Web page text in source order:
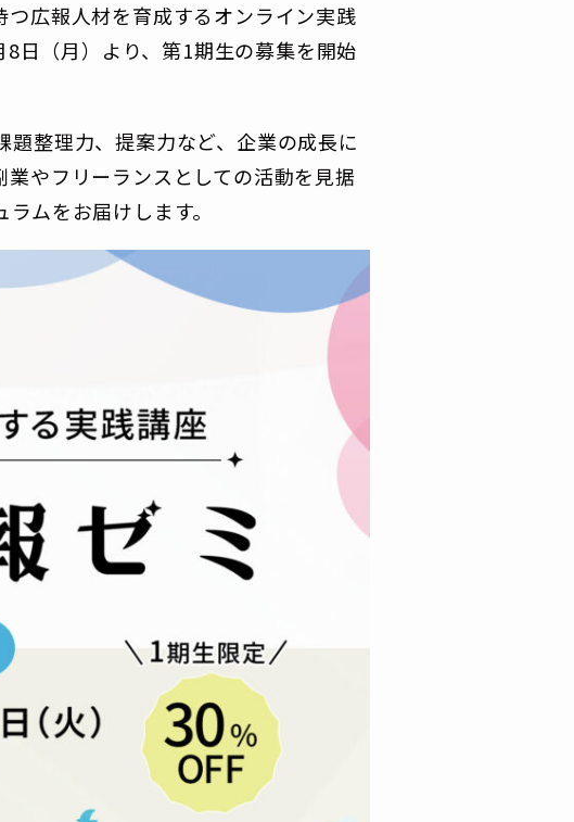
広報人材を育成するオンライン実践
日（月）より、第1期生の募集を開始
整理力、提案力など、企業の成長に
やフリーランスとしての活動を見据
ムをお届けします。